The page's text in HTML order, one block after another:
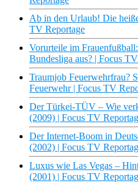
Ab in den Urlaub! Die
TV Reportage
Vorurteile im
Bundesliga aus? | Focus
Traumjob Feuerwehrfrau?
Feuerwehr | Focus TV
Der Türkei-TÜV – Wie
(2009) | Focus TV
Der Internet-Boom in
(2002) | Focus TV
Luxus wie Las Vegas –
(2001) | Focus TV